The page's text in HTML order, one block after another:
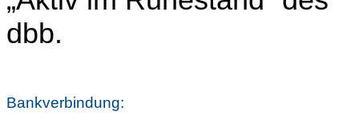
dbb.
Bankverbindung: